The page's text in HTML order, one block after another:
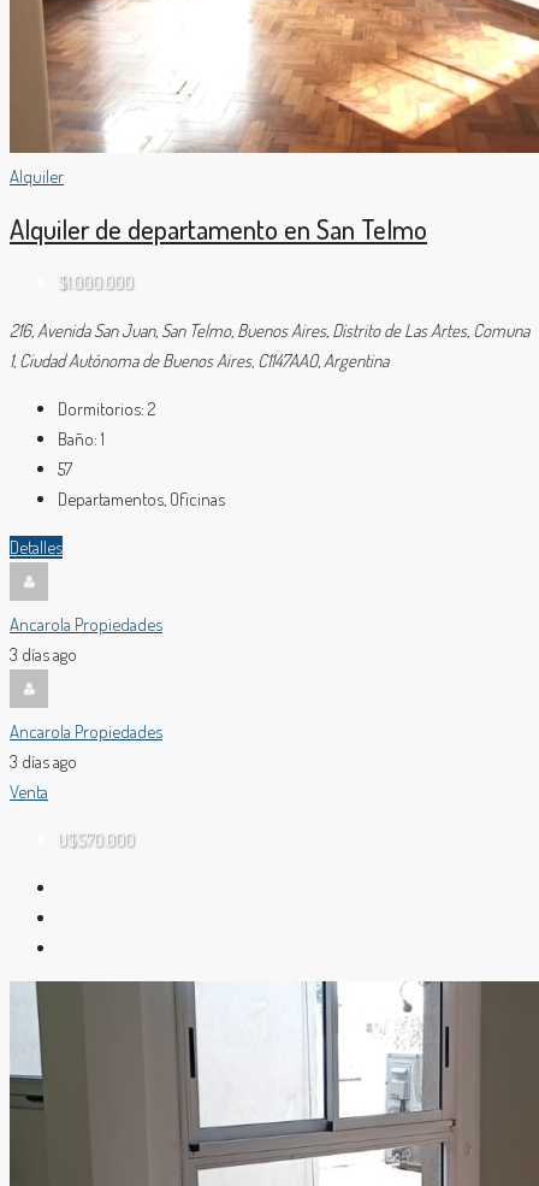
Alquiler
Alquiler de departamento en San Telmo
$1.000.000
216, Avenida San Juan, San Telmo, Buenos Aires, Distrito de Las Artes, Comuna
1, Ciudad Autónoma de Buenos Aires, C1147AAO, Argentina
Dormitorios: 2
Baño: 1
57
Departamentos, Oficinas
Detalles
Ancarola Propiedades
3 días ago
Ancarola Propiedades
3 días ago
Venta
U$S70.000